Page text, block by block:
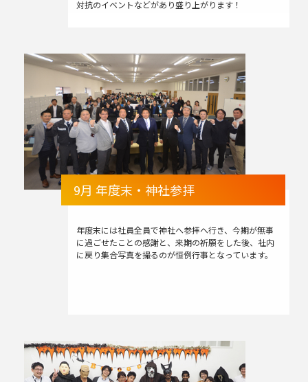
対抗のイベントなどがあり盛り上がります！
9月 年度末・神社参拝
年度末には社員全員で神社へ参拝へ行き、今期が無事
に過ごせたことの感謝と、来期の祈願をした後、社内
に戻り集合写真を撮るのが恒例行事となっています。